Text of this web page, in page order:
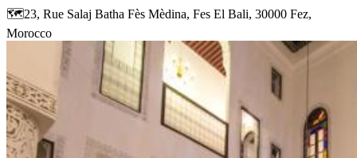
🗺️23, Rue Salaj Batha Fès Mèdina, Fes El Bali, 30000 Fez,
Morocco